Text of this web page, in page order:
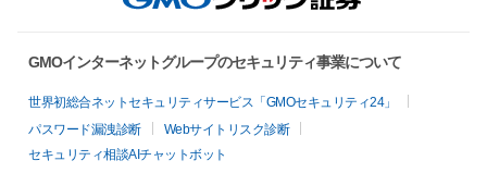
GMOインターネットグループのセキュリティ事業について
世界初総合ネットセキュリティサービス「GMOセキュリティ24」
パスワード漏洩診断
Webサイトリスク診断
セキュリティ相談AIチャットボット